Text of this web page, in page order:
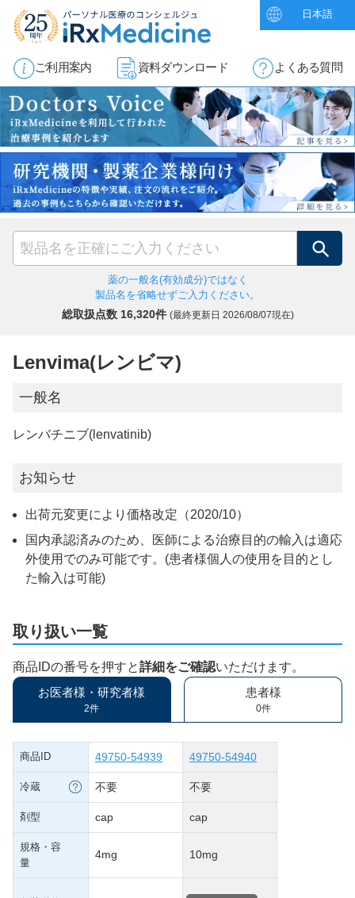
日本語
ご利用案内 資料ダウンロード よくある質問
検索
薬の一般名(有効成分)ではなく
製品名を省略せずご入力ください。
総取扱点数 16,320件 (最終更新日 2026/08/07現在)
Lenvima(レンビマ)
一般名
レンバチニブ(lenvatinib)
お知らせ
出荷元変更により価格改定（2020/10）
国内承認済みのため、医師による治療目的の輸入は適応
外使用でのみ可能です。(患者様個人の使用を目的とし
た輸入は可能)
取り扱い一覧
商品IDの番号を押すと詳細をご確認いただけます。
お医者様・研究者様
2件
患者様
0件
商品ID 49750-54939 49750-54940
冷蔵 不要 不要
剤型 cap cap
規格・容
量
4mg 10mg